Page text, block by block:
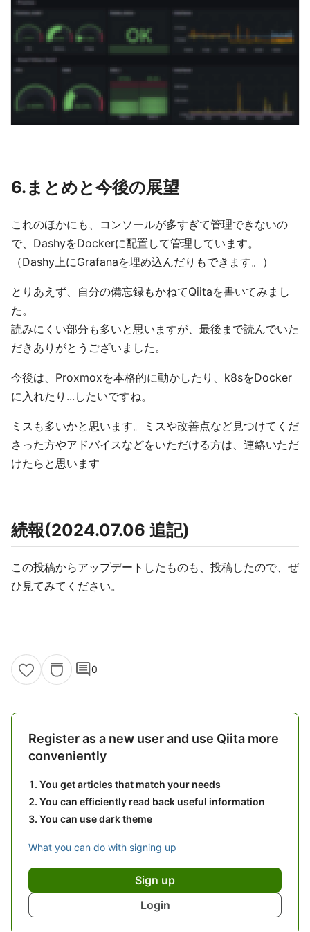
6.まとめと今後の展望
これのほかにも、コンソールが多すぎて管理できないの
で、DashyをDockerに配置して管理しています。
（Dashy上にGrafanaを埋め込んだりもできます。）
とりあえず、自分の備忘録もかねてQiitaを書いてみまし
た。
読みにくい部分も多いと思いますが、最後まで読んでいた
だきありがとうございました。
今後は、Proxmoxを本格的に動かしたり、k8sをDocker
に入れたり...したいですね。
ミスも多いかと思います。ミスや改善点など見つけてくだ
さった方やアドバイスなどをいただける方は、連絡いただ
けたらと思います
続報(2024.07.06 追記)
この投稿からアップデートしたものも、投稿したので、ぜ
ひ見てみてください。
comment0
Register as a new user and use Qiita more
conveniently
You get articles that match your needs
You can efficiently read back useful information
You can use dark theme
What you can do with signing up
Sign up
Login